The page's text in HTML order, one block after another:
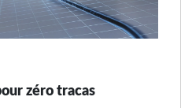
zéro tracas